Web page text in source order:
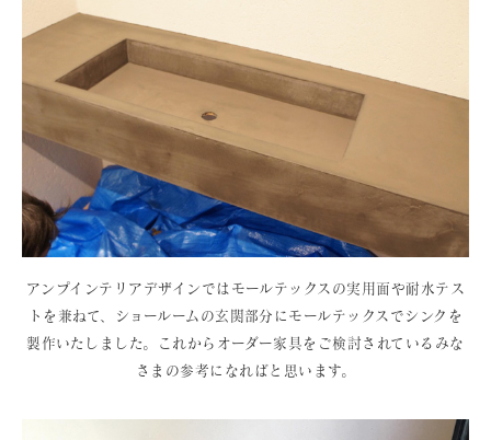
アンプインテリアデザインではモールテックスの実用面や耐水テス
トを兼ねて、ショールームの玄関部分にモールテックスでシンクを
製作いたしました。これからオーダー家具をご検討されているみな
さまの参考になればと思います。